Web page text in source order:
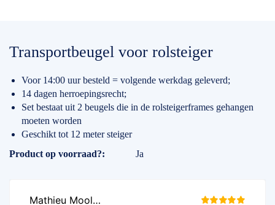
Transportbeugel voor rolsteiger
Voor 14:00 uur besteld = volgende werkdag geleverd;
14 dagen herroepingsrecht;
Set bestaat uit 2 beugels die in de rolsteigerframes gehangen
moeten worden
Geschikt tot 12 meter steiger
Specificaties
Product op voorraad? Ja